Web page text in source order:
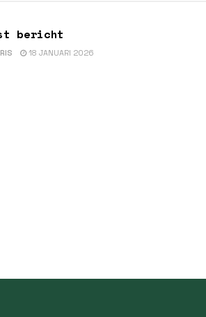
bericht
18 JANUARI 2026